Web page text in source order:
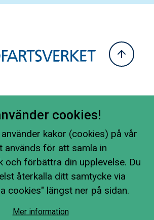
cookies!
kakor (cookies) på vår
används för att samla in
och förbättra din upplevelse. Du
återkalla ditt samtycke via
cookies" längst ner på sidan.
Mer information